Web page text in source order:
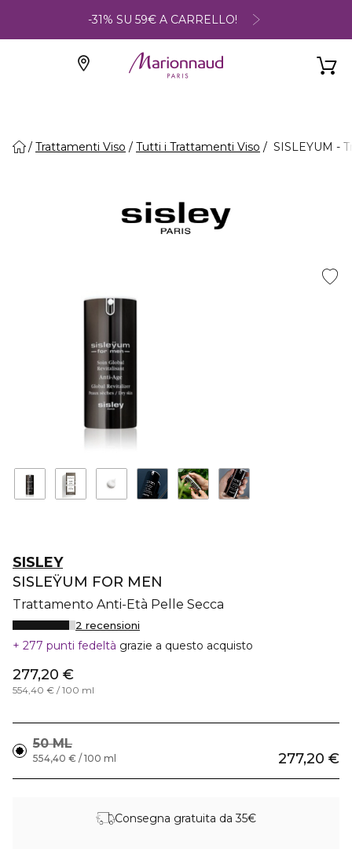
-31% SU 59€ A CARRELLO!
Trattamenti Viso Tutti i Trattamenti Viso SISLEYUM -
SISLEY
SISLEŸUM FOR MEN
Trattamento Anti-Età Pelle Secca
2 recensioni
277 punti fedeltà grazie a questo acquisto
277,20 €
554,40 € / 100 ml
50 ML
277,20 €
554,40 € / 100 ml
Consegna gratuita da 35€